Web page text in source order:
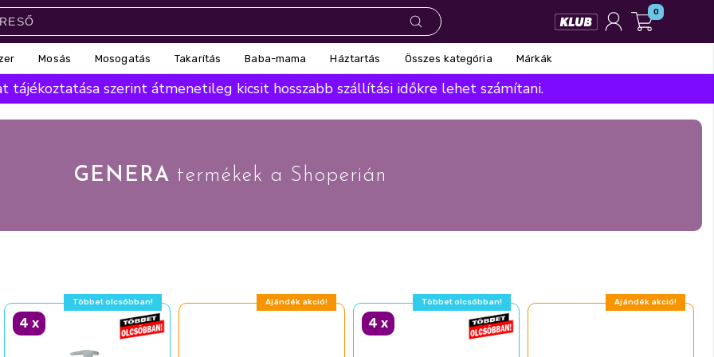
0
Mosás Mosogatás Takarítás Baba-mama Háztartás Összes kategória Márkák
tájékoztatása szerint átmenetileg kicsit hosszabb szállítási időkre lehet számítani.
GENERA termékek a Shoperián
Többet olcsóbban!
4 x
Ajándék akció! Többet olcsóbban!
4 x
Ajándék akció!